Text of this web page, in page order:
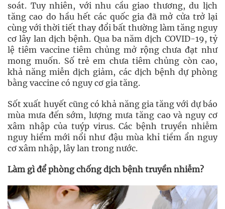
soát. Tuy nhiên, với nhu cầu giao thương, du lịch
tăng cao do hầu hết các quốc gia đã mở cửa trở lại
cùng với thời tiết thay đổi bất thường làm tăng nguy
cơ lây lan dịch bệnh. Qua ba năm dịch COVID-19, tỷ
lệ tiêm vaccine tiêm chủng mở rộng chưa đạt như
mong muốn. Số trẻ em chưa tiêm chủng còn cao,
khả năng miễn dịch giảm, các dịch bệnh dự phòng
bằng vaccine có nguy cơ gia tăng.
Sốt xuất huyết cũng có khả năng gia tăng với dự báo
mùa mưa đến sớm, lượng mưa tăng cao và nguy cơ
xâm nhập của tuýp virus. Các bệnh truyền nhiễm
nguy hiểm mới nổi như đậu mùa khỉ tiềm ẩn nguy
cơ xâm nhập, lây lan trong nước.
Làm gì để phòng chống dịch bệnh truyền nhiễm?